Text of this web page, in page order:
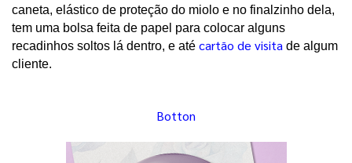
caneta, elástico de proteção do miolo e no finalzinho dela,
tem uma bolsa feita de papel para colocar alguns
recadinhos soltos lá dentro, e até cartão de visita de algum
cliente.
Botton